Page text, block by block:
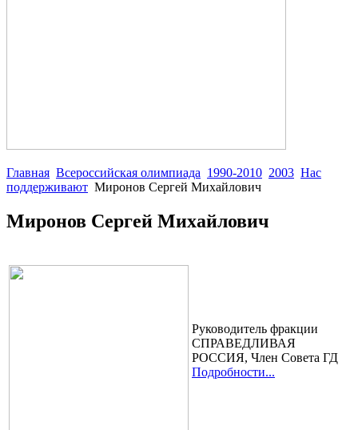
Главная Всероссийская олимпиада 1990-2010 2003 Нас
поддерживают Миронов Сергей Михайлович
Миронов Сергей Михайлович
Руководитель фракции
СПРАВЕДЛИВАЯ
РОССИЯ, Член Cовета ГД
Подробности...